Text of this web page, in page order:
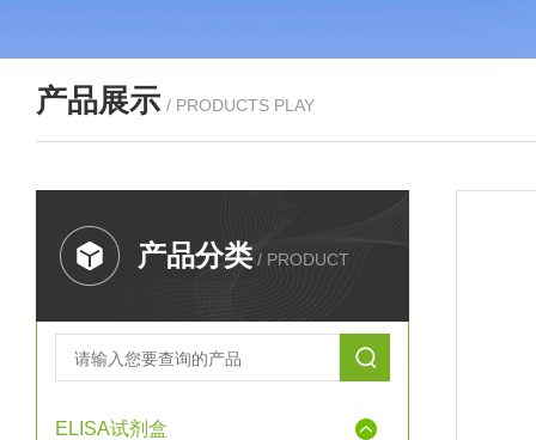
产品展示 / PRODUCTS PLAY
产品分类 / PRODUCT
ELISA试剂盒